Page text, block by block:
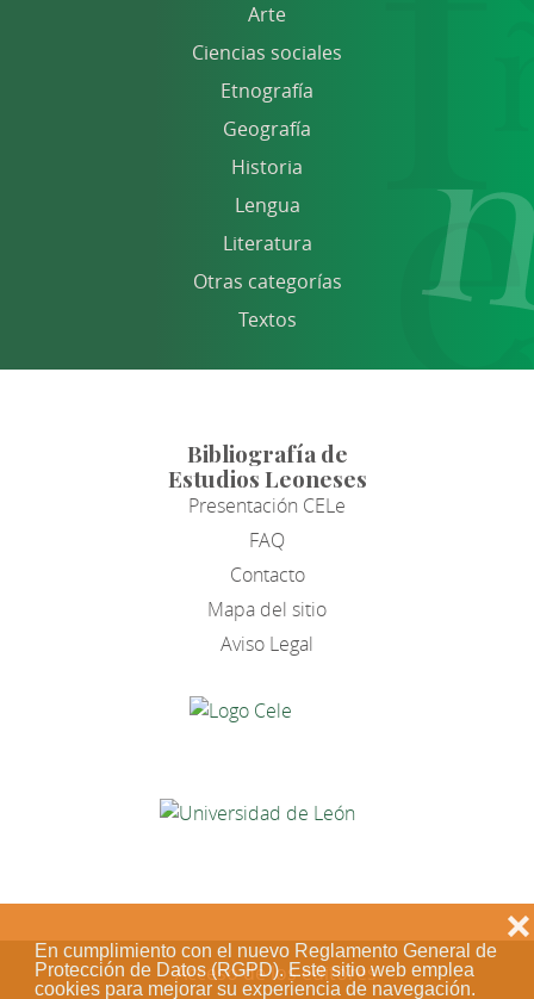
En cumplimiento con el nuevo Reglamento General de
Protección de Datos (RGPD). Este sitio web emplea
cookies para mejorar su experiencia de navegación.
❌
Arte
Ciencias sociales
Etnografía
Geografía
Historia
Lengua
Literatura
Otras categorías
Textos
Bibliografía de
Estudios Leoneses
Presentación CELe
FAQ
Contacto
Mapa del sitio
Aviso Legal
Acceso de los editores